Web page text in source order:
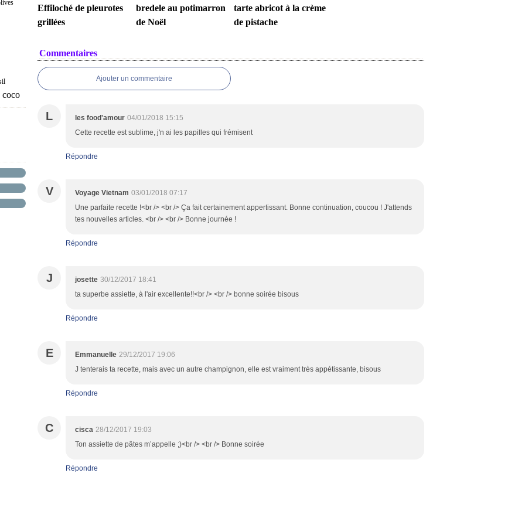
coco
Effiloché de pleurotes
grillées
bredele au potimarron
de Noël
tarte abricot à la crème
de pistache
Commentaires
Ajouter un commentaire
L les food'amour 04/01/2018 15:15
Cette recette est sublime, j'n ai les papilles qui frémisent
Répondre
V Voyage Vietnam 03/01/2018 07:17
Une parfaite recette !<br /> <br /> Ça fait certainement appertissant. Bonne continuation, coucou ! J'attends
tes nouvelles articles. <br /> <br /> Bonne journée !
Répondre
J josette 30/12/2017 18:41
ta superbe assiette, à l'air excellente!!<br /> <br /> bonne soirée bisous
Répondre
E Emmanuelle 29/12/2017 19:06
J tenterais ta recette, mais avec un autre champignon, elle est vraiment très appétissante, bisous
Répondre
C cisca 28/12/2017 19:03
Ton assiette de pâtes m’appelle ;)<br /> <br /> Bonne soirée
Répondre